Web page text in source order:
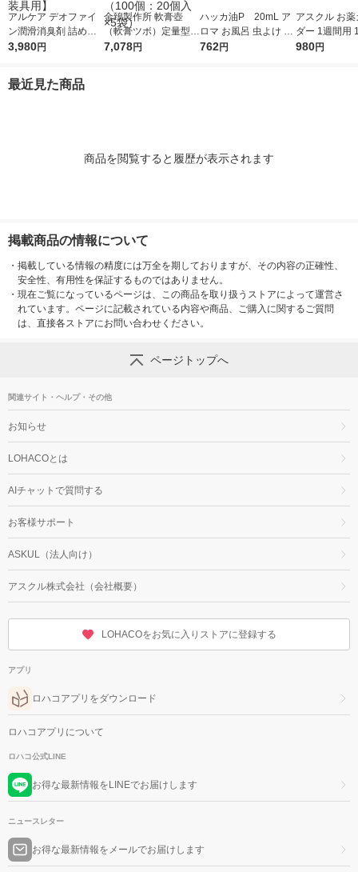
アルケア デオファイ
ン潤滑消臭剤 詰め替
え500mm 1箱（1コ
3,980円
金鵄製作所 軟膏壺
（軟膏ツボ）定量型軟
膏容器 100mL ホワイ
7,078円
ハッカ油P 20mL ア
ロマ お風呂 虫よけ マ
スク 食品添加物 健栄
762円
アスクル お
ダー 1週間用
ジナル
980円
最近見た商品
商品を閲覧すると履歴が表示されます
掲載商品の情報について
・ 掲載している情報の精度には万全を期しておりますが、その内容の正確性、
安全性、有用性を保証するものではありません。
・ 現在ご覧になっているページは、この商品を取り扱うストアによって運営さ
れています。ページに記載されている内容や商品、ご購入に関するご質問
は、直接各ストアにお問い合わせください。
ページトップへ
関連サイト・ヘルプ・その他
お知らせ
LOHACOとは
AIチャットで質問する
お客様サポート
ASKUL（法人向け）
アスクル株式会社（会社概要）
LOHACOをお気に入りストアに登録する
アプリ
ロハコアプリをダウンロード
ロハコアプリについて
ロハコ公式LINE
お得な最新情報をLINEでお届けします
ニュースレター
お得な最新情報をメールでお届けします